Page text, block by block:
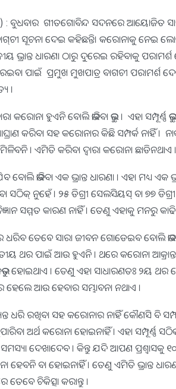
: ବୁଧବାର ଗୀତଗୋବିନ୍ଦ ସଦନରେ ଆୟୋଜିତ
ସୂଚନା ଦେଇ କହିଛନ୍ତି। କରୋନାକୁ ନେଇ
ଭ୍ରାନ୍ତ ଧାରଣା ଠାରୁ ଦୁରେଇ ରହିବାକୁ
ପାଇଁ ପ୍ରମୁଖ ମୁଖପାତ୍ର ବାଗଚୀ ପରାମର୍ଶ
।
କରୋନା ହୁଏନି ବୋଲି ଭାବିବା ଭୁଲ୍ । ଏହା
କରିବା ସହ କରୋନାର କିଛି ସମ୍ପର୍କ ନାହିଁ ।
। ଏମିତି କରିବା ଦ୍ୱାରା କରୋନା
ଭାବିବା ଏକ ଭ୍ରାନ୍ତ ଧାରଣା । ଏହା ମଧ୍ୟ ଏକ
ସଠିକ୍ ନୁହେଁ । ୨୫ ଡିଗ୍ରୀ ସେଲସିୟସ୍ ବା ୭୭
ସମ୍ମତ କାରଣ ନାହିଁ । ତେଣୁ ଏହାକୁ ମନରୁ
ତେବେ ସାରା ଜୀବନ ଗୋଡେଇବ ବୋଲି
ଥର ପାଇଁ ଆଉ ହୁଏନି । ଥରେ କରୋନା
ହୋଇଥାଏ । ତେଣୁ ଏହା ସାଧାରଣତଃ ୨ୟ ଥର
ଆଉ ହେବାର ସମ୍ଭାବନା ନଥାଏ ।
ଧରି ରଖିବା ସହ କରୋନାର ନାହିଁ କୌଣସି ବି
ଅର୍ଥ କରୋନା ହୋଇନାହିଁ । ଏହା
ସମସ୍ୟା ଦେଖାଦେବ । କିନ୍ତୁ ଯଦି ଆପଣ ପ୍ରଶ୍ୱାସକୁ
ହେବନି ବା ହୋଇନାହିଁ । ତେଣୁ ଏମିତି ଭ୍ରାନ୍ତ
ତେବେ ଚିକିତ୍ସା କରାନ୍ତୁ ।